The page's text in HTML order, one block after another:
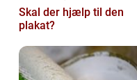
Skal der hjælp til den
plakat?